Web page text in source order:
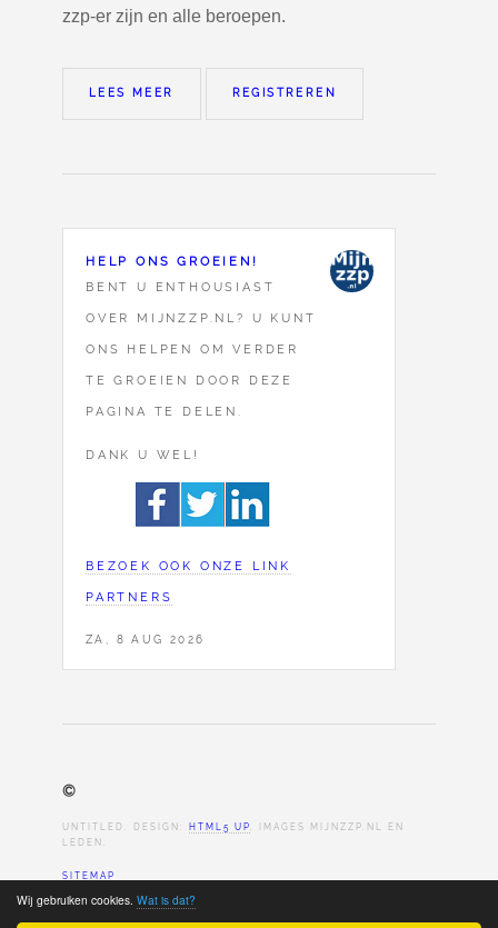
Wij gebruiken cookies. Wat is dat?
zzp-er zijn en alle beroepen.
LEES MEER REGISTREREN
HELP ONS GROEIEN!
BENT U ENTHOUSIAST
OVER MIJNZZP.NL? U KUNT
ONS HELPEN OM VERDER
TE GROEIEN DOOR DEZE
PAGINA TE DELEN.
DANK U WEL!
BEZOEK OOK ONZE LINK
PARTNERS
ZA, 8 AUG 2026
©
UNTITLED. DESIGN: HTML5 UP . IMAGES MIJNZZP.NL EN
LEDEN.
SITEMAP